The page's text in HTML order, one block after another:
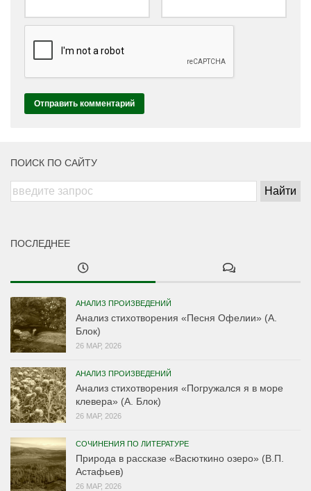
ПОИСК ПО САЙТУ
ПОСЛЕДНЕЕ
АНАЛИЗ ПРОИЗВЕДЕНИЙ
Анализ стихотворения «Песня Офелии» (А.
Блок)
26 МАР, 2026
АНАЛИЗ ПРОИЗВЕДЕНИЙ
Анализ стихотворения «Погружался я в море
клевера» (А. Блок)
26 МАР, 2026
СОЧИНЕНИЯ ПО ЛИТЕРАТУРЕ
Природа в рассказе «Васюткино озеро» (В.П.
Астафьев)
26 МАР, 2026